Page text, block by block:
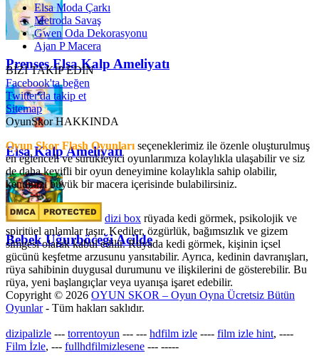
Prenses Elsa Kalp Ameliyatı
Elsa Kalp Ameliyatı
Bebek Uğurböceği Acilde
Elsa Moda Çarkı
Metroda Savaş
Gwen Oda Dekorasyonu
Ajan P Macera
BİZİ TAKİP EDİN
Facebook'ta beğen
Twitter'da takip et
Sitemap
OyunSkor HAKKINDA
Oyun Skor Flash Oyunları seçeneklerimiz ile özenle oluşturulmuş
en eğlenceli ve sürükleyici oyunlarımıza kolaylıkla ulaşabilir ve siz
de daha keyifli bir oyun deneyimine kolaylıkla sahip olabilir,
kendinizi büyük bir macera içerisinde bulabilirsiniz.
dizi box rüyada kedi görmek​, psikolojik ve
spiritüel anlamlar taşır. Kediler, özgürlük, bağımsızlık ve gizem
simgesi olarak kabul edilir. Rüyada kedi görmek, kişinin içsel
gücünü keşfetme arzusunu yansıtabilir. Ayrıca, kedinin davranışları,
rüya sahibinin duygusal durumunu ve ilişkilerini de gösterebilir. Bu
rüya, yeni başlangıçlar veya uyanışa işaret edebilir.
Copyright © 2026 OYUN SKOR – Oyun Oyna Ücretsiz Bütün
Oyunlar- Tüm hakları saklıdır.
dizipalizle --- torrentoyun --- --- hdfilm izle ---- film izle hint, ----
Film İzle, --- fullhdfilmizlesene --- -----